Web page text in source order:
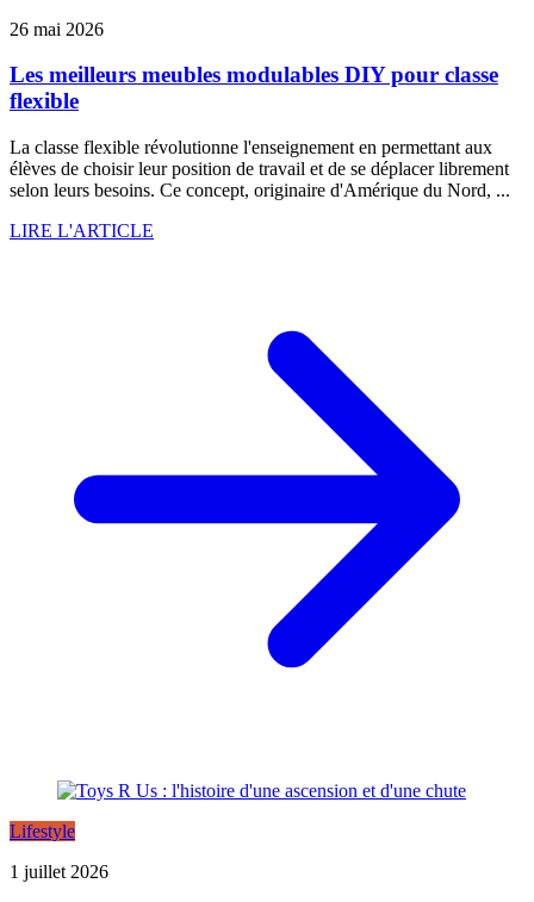
26 mai 2026
Les meilleurs meubles modulables DIY pour classe
flexible
La classe flexible révolutionne l'enseignement en permettant aux
élèves de choisir leur position de travail et de se déplacer librement
selon leurs besoins. Ce concept, originaire d'Amérique du Nord, ...
LIRE L'ARTICLE
Lifestyle
1 juillet 2026